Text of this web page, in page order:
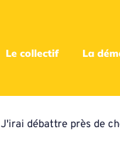
Le collectif La
J'irai débattre près de